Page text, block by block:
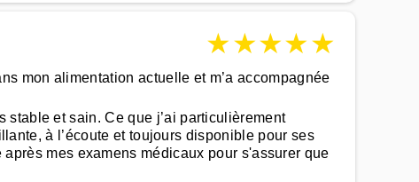
★★★★★
mon alimentation actuelle et m’a accompagnée
stable et sain. Ce que j’ai particulièrement
à l’écoute et toujours disponible pour ses
mes examens médicaux pour s'assurer que